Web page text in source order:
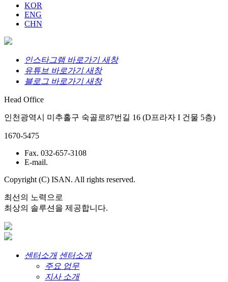
KOR
ENG
CHN
인스타그램 바로가기 새창
유튜브 바로가기 새창
블로그 바로가기 새창
Head Office
인천광역시 미추홀구 숙골로87번길 16 (D프라자 I 건물 5층)
1670-5475
Fax. 032-657-3108
E-mail.
Copyright (C) ISAN. All rights reserved.
최선의 노력으로
최상의 솔루션을 제공합니다.
센터소개 센터소개
주요 업무
지사 소개